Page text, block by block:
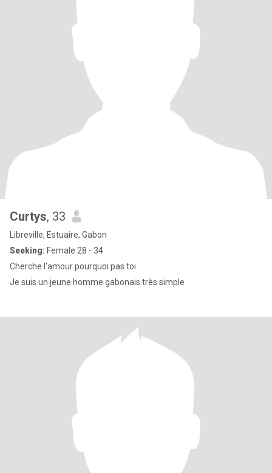
Curtys, 33
Libreville, Estuaire, Gabon
Seeking: Female 28 - 34
Cherche l'amour pourquoi pas toi
Je suis un jeune homme gabonais très simple